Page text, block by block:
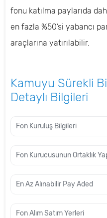
fonu katılma paylarıda
en fazla %50’si yabancı
araçlarına yatırılabilir.
Kamuyu Sürekli
Detaylı Bilgileri
Fon Kuruluş Bilgileri
Fon Kurucusunun Ortaklık
En Az Alınabilir Pay Aded
Fon Alım Satım Yerleri